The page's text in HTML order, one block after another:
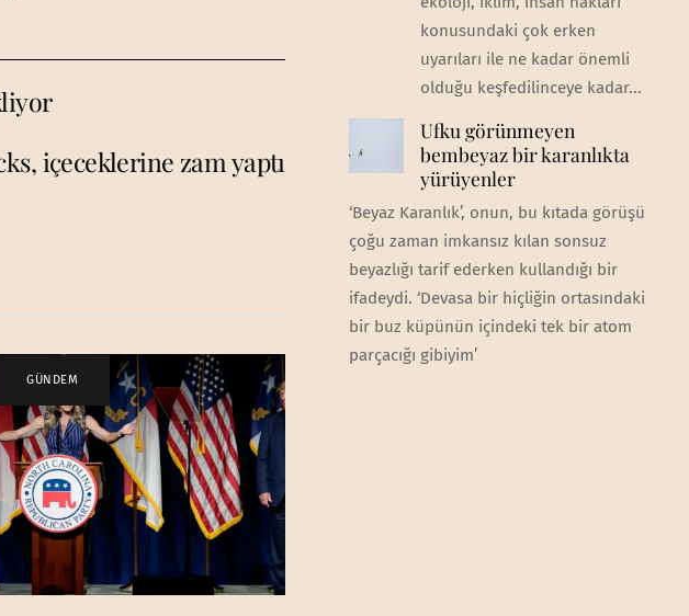
içeceklerine zam yaptı
GÜNDEM
konusundaki çok erken
uyarıları ile ne kadar önemli
olduğu keşfedilinceye kadar...
Ufku görünmeyen
bembeyaz bir karanlıkta
yürüyenler
‘Beyaz Karanlık’, onun, bu kıtada görüşü
çoğu zaman imkansız kılan sonsuz
beyazlığı tarif ederken kullandığı bir
ifadeydi. ‘Devasa bir hiçliğin ortasındaki
bir buz küpünün içindeki tek bir atom
parçacığı gibiyim’